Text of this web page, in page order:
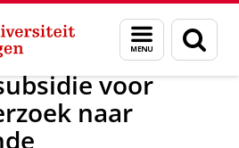
Menu
en
zoeken
Nieuwsberichten
voor
naar